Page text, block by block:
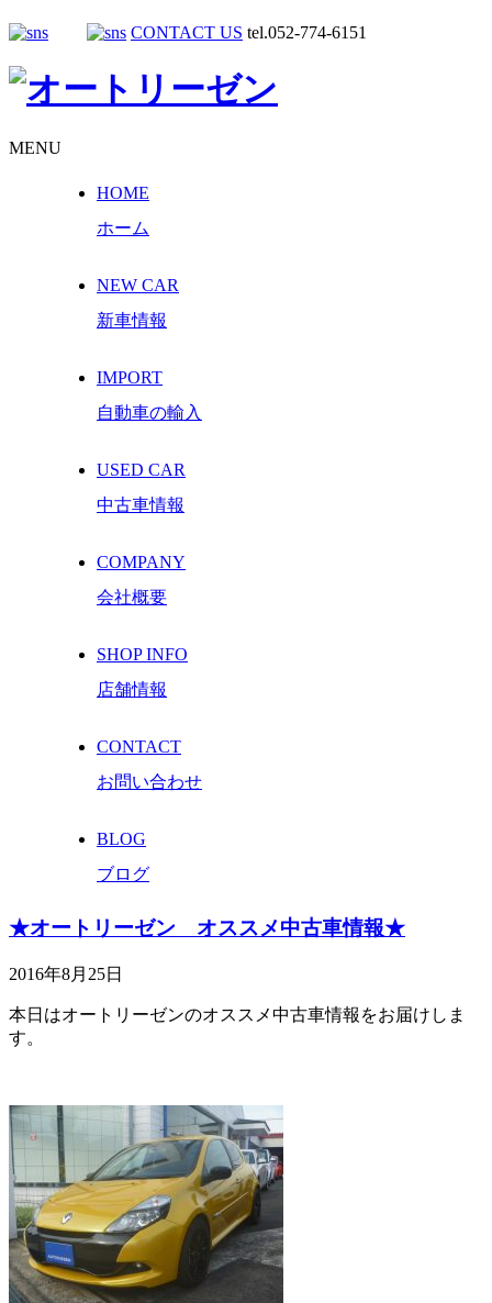
CONTACT US tel.052-774-6151
MENU
HOME
ホーム
NEW CAR
新車情報
IMPORT
自動車の輸入
USED CAR
中古車情報
COMPANY
会社概要
SHOP INFO
店舗情報
CONTACT
お問い合わせ
BLOG
ブログ
★オートリーゼン オススメ中古車情報★
2016年8月25日
本日はオートリーゼンのオススメ中古車情報をお届けしま
す。